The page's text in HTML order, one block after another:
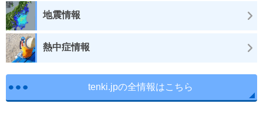
地震情報
熱中症情報
tenki.jpの全情報はこちら